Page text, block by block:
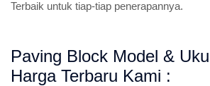
Terbaik untuk tiap-tiap penerapannya.
Paving Block Model &
Harga Terbaru Kami :